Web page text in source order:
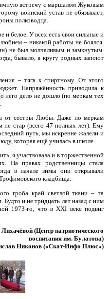
встречу с маршалом Жуковым
воинский устав не обязывает,
полководца.
и белое. У всех есть свои сильные и
– никакой работы не боялся.
не был молчаливым и замкнутым.
бывало, в кругу родных запоют
– тяга к спиртному. От этого
Напряжённость приводила к
него дело не дошло (по меркам тех
от сестры Любы. Даже по меркам
не стар (всего 47 полных лет). Ему
путь, мы искренне жалели и
которая ещё училась в школе.
я участвовала и в торжественной
На правах родственницы стала
в начале зимы они открывали
кладбища.
гроба край светлой ткани – та
и не тридцать лет назад с ним
1973-го, что в XXI веке подвиг
(Центр патриотического
воспитания им. Булатова)
Никонов («Скат-Инфо Плюс»)